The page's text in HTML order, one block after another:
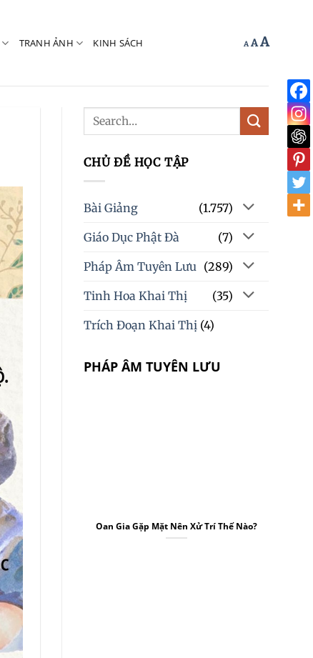
TRANH ẢNH KINH SÁCH A Decrease
A Reset
A
size.
CHỦ ĐỀ HỌC TẬP
Bài Giảng (1.757)
Giáo Dục Phật Đà (7)
Pháp Âm Tuyên Lưu (289)
Tinh Hoa Khai Thị (35)
Trích Đoạn Khai Thị (4)
PHÁP ÂM TUYÊN LƯU
Oan Gia Gặp Mặt Nên Xử Trí Thế Nào?